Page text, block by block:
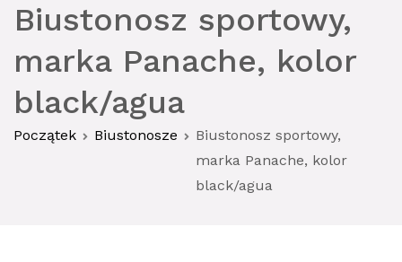
Biustonosz sportowy,
marka Panache, kolor
black/agua
Początek Biustonosze
Biustonosz sportowy,
marka Panache, kolor
black/agua